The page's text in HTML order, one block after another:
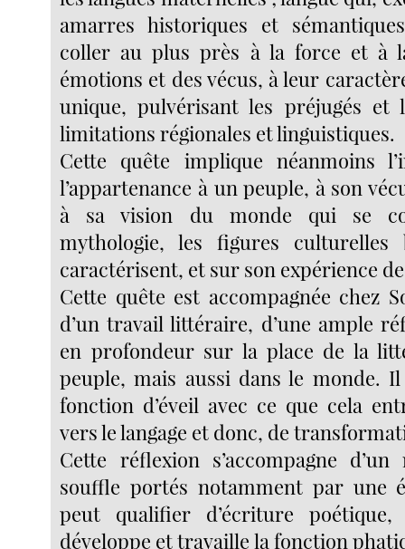
amarres historiques et
coller au plus près à la force et à
émotions et des vécus, à leur
unique, pulvérisant les préjugés et
limitations régionales et linguistiques.
Cette quête implique néanmoins
l’appartenance à un peuple, à son
à sa vision du monde qui se
mythologie, les figures culturelles
caractérisent, et sur son expérience
Cette quête est accompagnée chez
d’un travail littéraire, d’une ample
en profondeur sur la place de la
peuple, mais aussi dans le monde.
fonction d’éveil avec ce que cela
vers le langage et donc, de
Cette réflexion s’accompagne
souffle portés notamment par une
peut qualifier d’écriture poétique,
développe et travaille la fonction